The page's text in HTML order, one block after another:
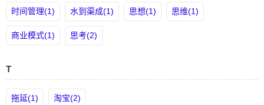
时间管理(1) 水到渠成(1) 思想(1) 思维(1)
商业模式(1) 思考(2)
T
拖延(1) 淘宝(2)